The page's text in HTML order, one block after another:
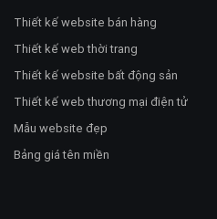
Thiết kế website bán hàng
Thiết kế web thời trang
Thiết kế website bất động sản
Thiết kế web thương mại điện tử
Mẫu website đẹp
Bảng giá tên miền